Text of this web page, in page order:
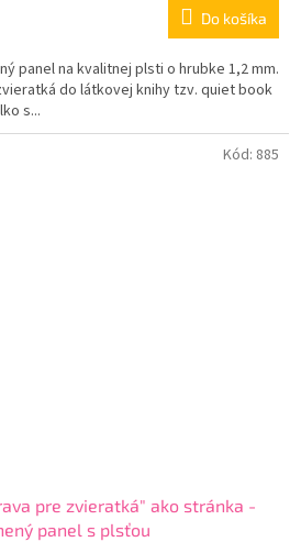
Do košíka
panel na kvalitnej plsti o hrubke 1,2 mm.
do látkovej knihy tzv. quiet book
s...
pre zvieratká" ako stránka -
panel s plsťou
Kód: 885